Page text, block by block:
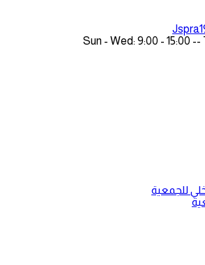
Sun - Wed: 9:00 - 15:00 --
للجمعية